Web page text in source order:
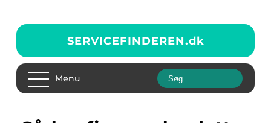
SERVICEFINDEREN.dk
Menu